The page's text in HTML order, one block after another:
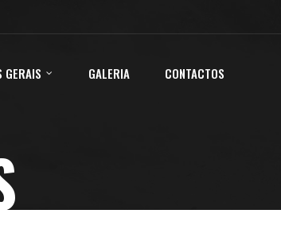
GERAIS GALERIA CONTACTOS